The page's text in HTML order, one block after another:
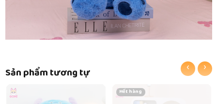
Sản phẩm tương tự
Hết hàng
‹ ›